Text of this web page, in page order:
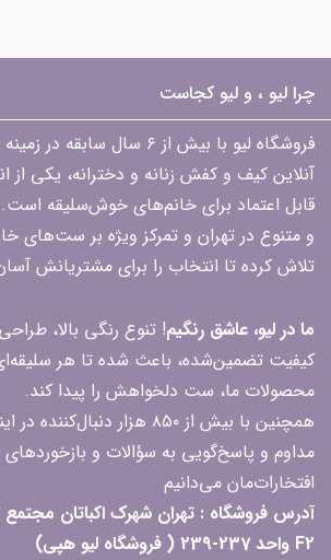
چرا لیو ، و لیو کجاست
فروشگاه لیو با بیش از ۶ سال
آنلاین کیف و کفش زنانه و دخترانه، یکی
قابل اعتماد برای خانم‌های خوش‌سلیقه است.
و متنوع در تهران و تمرکز ویژه بر
تلاش کرده تا انتخاب را برای مشتریانش
ما در لیو، عاشق رنگیم! تنوع رنگی بالا،
کیفیت تضمین‌شده، باعث شده تا هر سلیقه‌ای
محصولات ما، ست دلخواهش را پیدا کند.
همچنین با بیش از ۸۵۰ هزار
مداوم و پاسخ‌گویی به سؤالات و بازخوردهای
افتخارات‌مان می‌دانیم
آدرس فروشگاه : تهران شهرک اکباتان
F2 واحد 237-239 ( فروشگاه لیو هپی)